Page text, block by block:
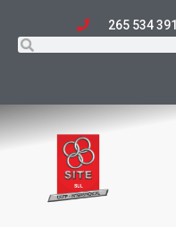
265 534 391